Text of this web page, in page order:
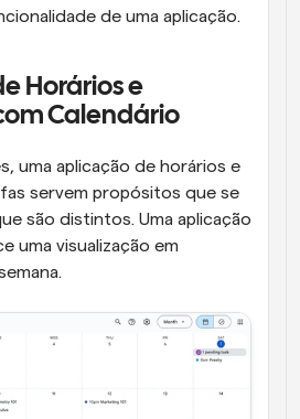
de uma aplicação.
Horários e
Calendário
uma aplicação de horários e
servem propósitos que se
são distintos. Uma aplicação
uma visualização em